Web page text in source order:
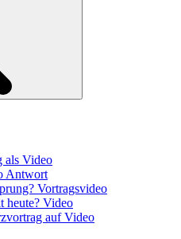
als Video
Antwort
Vortragsvideo
heute? Video
auf Video